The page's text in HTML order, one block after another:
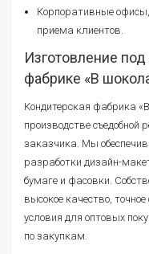
Корпоративные
приема клиентов.
Изготовление
фабрике «В
Кондитерская фабрика
производстве
заказчика. Мы
разработки дизайн-
бумаге и фасовки.
высокое качество,
условия для оптовых
по закупкам.